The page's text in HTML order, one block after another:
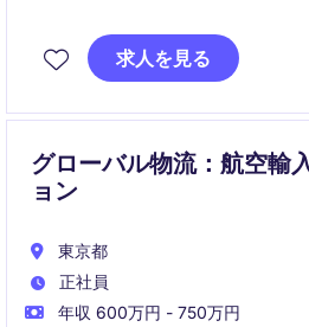
3PLや配送パートナーと連携し
ト・スピードを最適化し、顧客
求人を見る
グローバル物流：航空輸
ョン
東京都
正社員
年収 600万円 - 750万円